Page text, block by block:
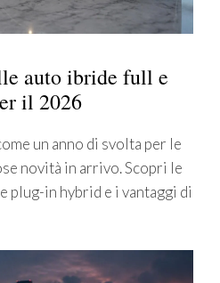
auto ibride full e
il 2026
un anno di svolta per le
novità in arrivo. Scopri le
plug-in hybrid e i vantaggi di